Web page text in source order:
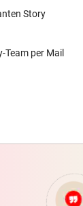
Story
Team per Mail